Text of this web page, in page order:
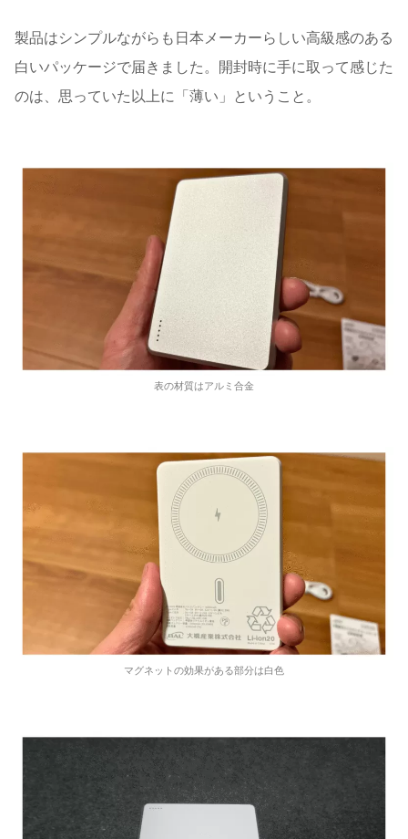
製品はシンプルながらも日本メーカーらしい高級感のある
白いパッケージで届きました。開封時に手に取って感じた
のは、思っていた以上に「薄い」ということ。
表の材質はアルミ合金
マグネットの効果がある部分は白色